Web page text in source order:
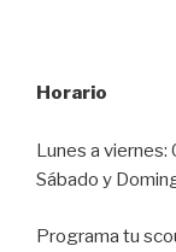
Horario
Lunes a
Sábado y
Programa tu